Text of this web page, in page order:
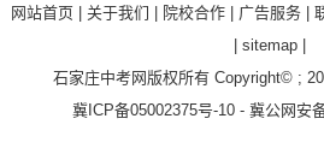
网站首页| 关于我们 院校合作| 广告服务|
sitemap|
石家庄中考网版权所有 Copyright© ;
冀ICP备05002375号-10 -冀公网安